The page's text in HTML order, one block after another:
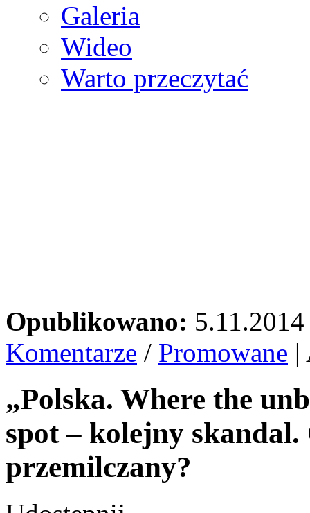
Galeria
Wideo
Warto przeczytać
Opublikowano: 5.11.2014
Komentarze / Promowane |
„Polska. Where the
spot – kolejny skandal.
przemilczany?